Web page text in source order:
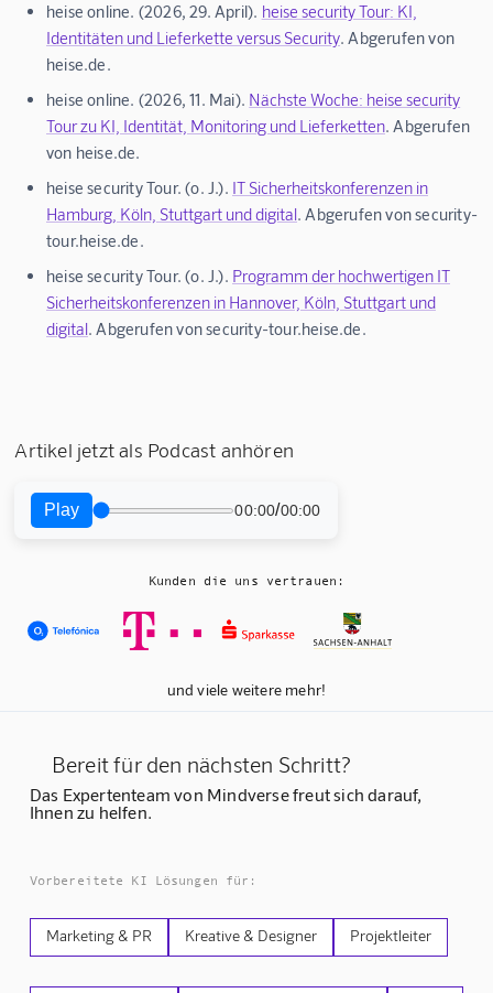
heise online. (2026, 29. April). heise security Tour: KI,
Identitäten und Lieferkette versus Security. Abgerufen von
heise.de.
heise online. (2026, 11. Mai). Nächste Woche: heise security
Tour zu KI, Identität, Monitoring und Lieferketten. Abgerufen
von heise.de.
heise security Tour. (o. J.). IT Sicherheitskonferenzen in
Hamburg, Köln, Stuttgart und digital. Abgerufen von security-
tour.heise.de.
heise security Tour. (o. J.). Programm der hochwertigen IT
Sicherheitskonferenzen in Hannover, Köln, Stuttgart und
digital. Abgerufen von security-tour.heise.de.
Artikel jetzt als Podcast anhören
Play 00:00/00:00
Kunden die uns vertrauen:
und viele weitere mehr!
Bereit für den nächsten Schritt?
Das Expertenteam von Mindverse freut sich darauf,
Ihnen zu helfen.
Vorbereitete KI Lösungen für:
Marketing & PR Kreative & Designer Projektleiter